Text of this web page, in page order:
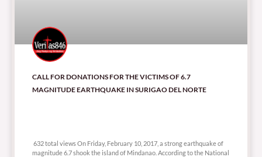
CALL FOR DONATIONS FOR THE VICTIMS OF 6.7
MAGNITUDE EARTHQUAKE IN SURIGAO DEL NORTE
632 total views On Friday, February 10, 2017, a strong earthquake of
magnitude 6.7 shook the island of Mindanao. According to the National